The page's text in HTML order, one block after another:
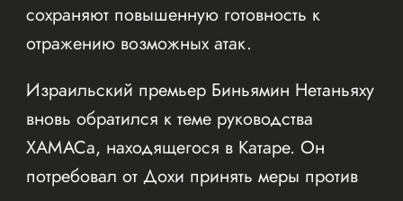
сохраняют повышенную готовность к
отражению возможных атак.
Израильский премьер Биньямин Нетаньяху
вновь обратился к теме руководства
ХАМАСа, находящегося в Катаре. Он
потребовал от Дохи принять меры против